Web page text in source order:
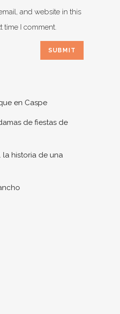
and website in this
time I comment.
en Caspe
de fiestas de
la historia de una